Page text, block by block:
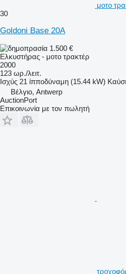
μοτο
30
Goldoni Base 20A
1.500 €
Ελκυστήρας - μοτο τρακτέρ
2000
123 ωρ./λειτ.
Ισχύς 21 ίπποδύναμη (15.44 kW)
Βέλγιο, Antwerp
AuctionPort
Επικοινωνία με τον πωλητή